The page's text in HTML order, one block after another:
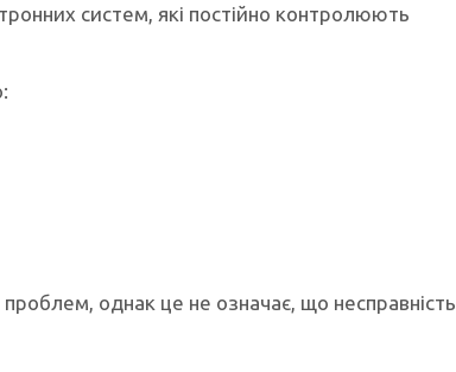
систем, які постійно контролюють
однак це не означає, що несправність